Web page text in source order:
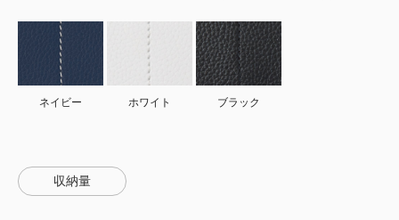
ネイビー ホワイト ブラック
収納量